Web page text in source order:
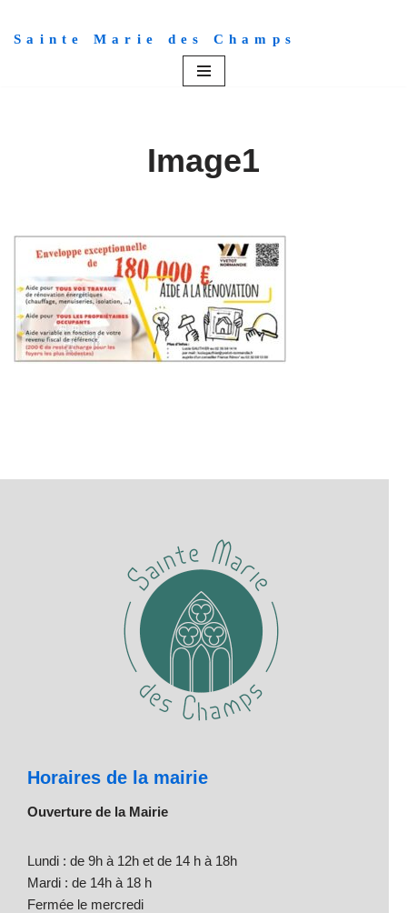
Aller
Sainte Marie des Champs
Image1
Horaires de la mairie
Ouverture de la Mairie
Lundi : de 9h à 12h et de 14 h à 18h
Mardi : de 14h à 18 h
Fermée le mercredi